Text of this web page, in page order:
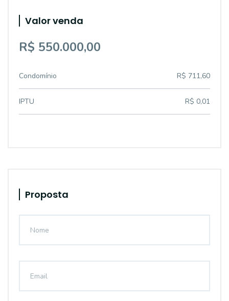
Valor venda
R$ 550.000,00
Condomínio R$ 711,60
IPTU R$ 0,01
Proposta